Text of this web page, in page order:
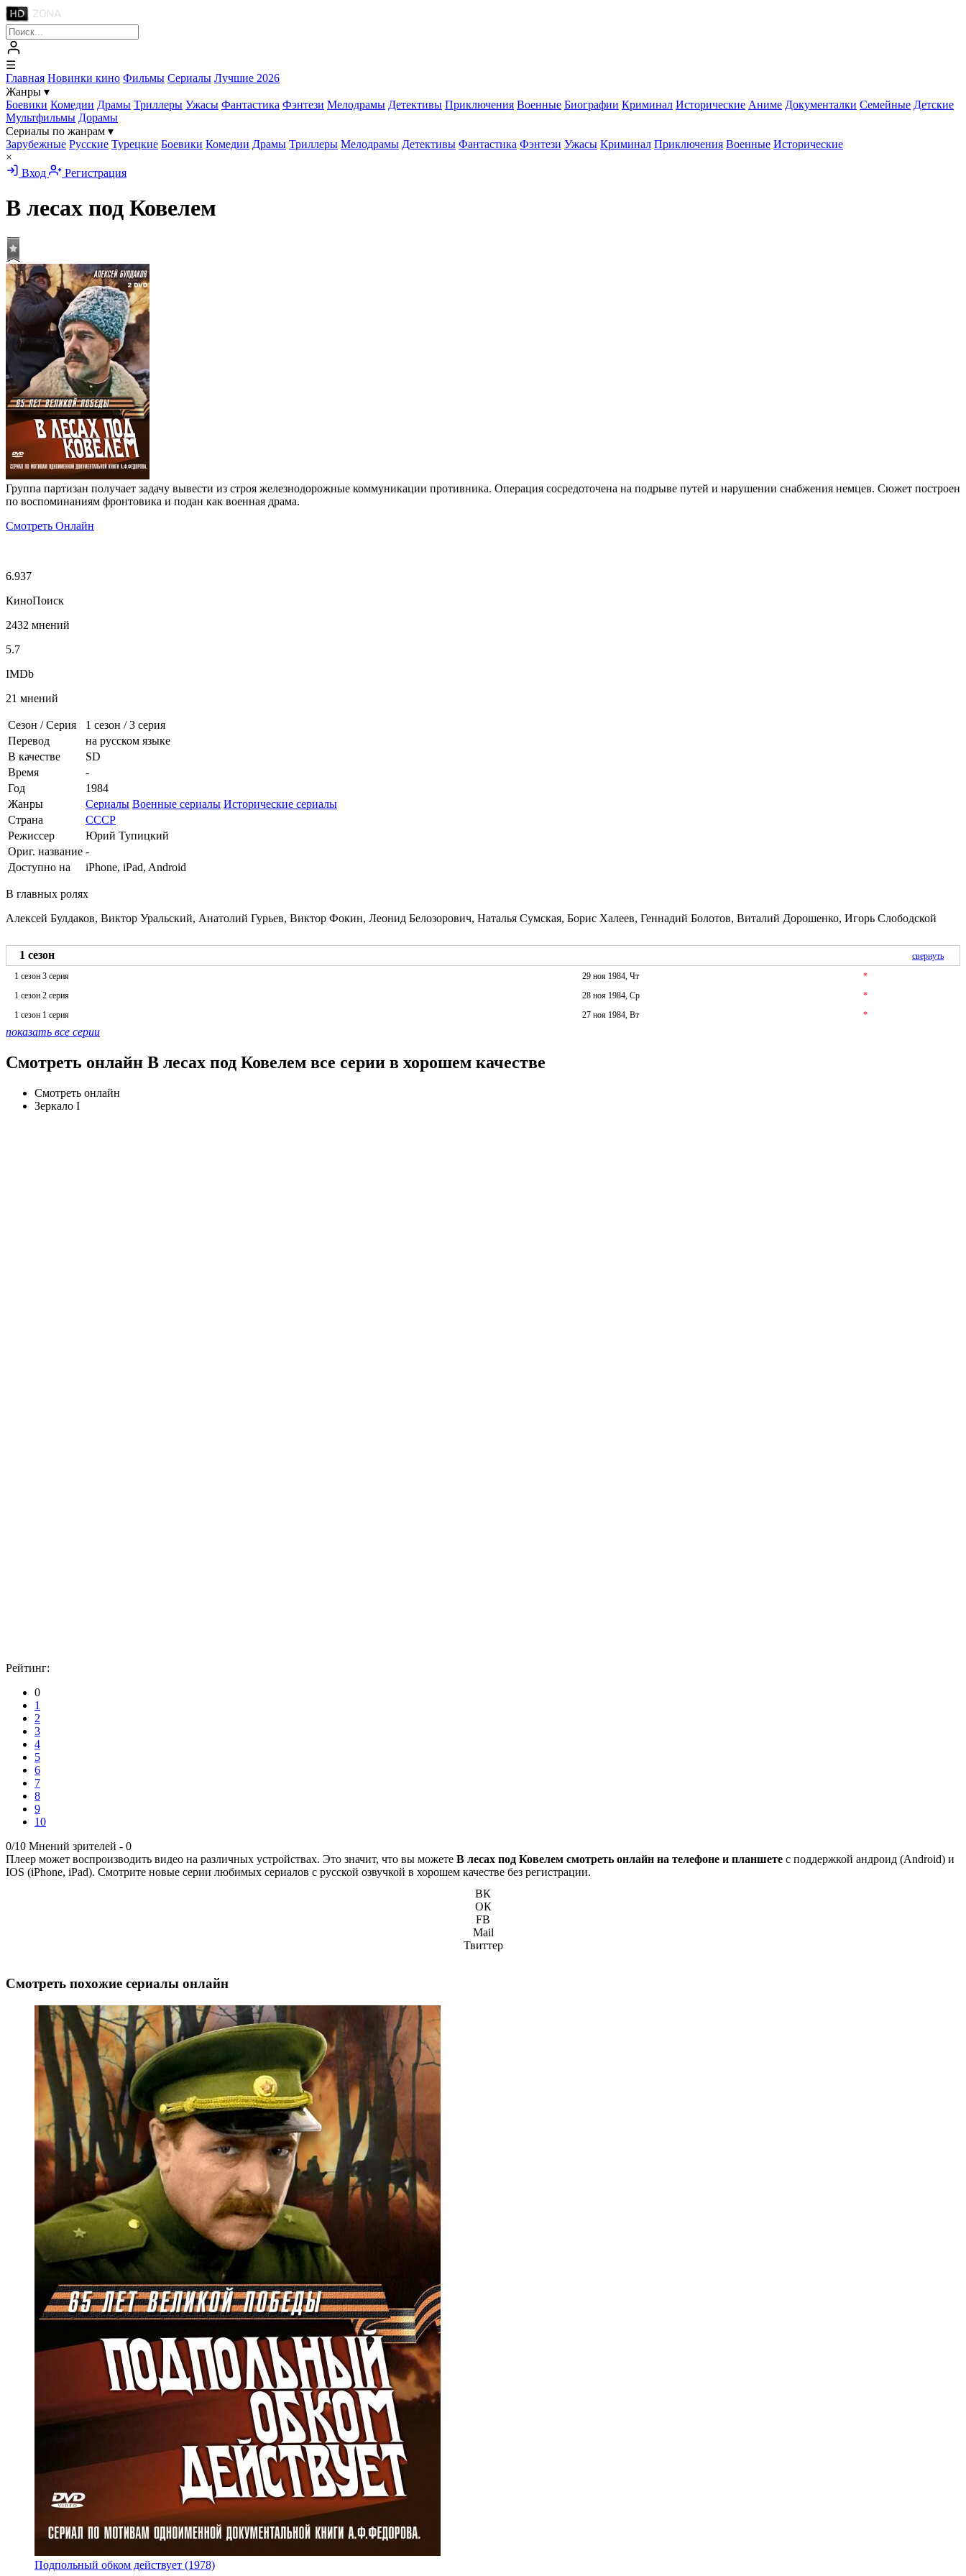
☰
Главная Новинки кино Фильмы Сериалы Лучшие 2026
Жанры ▾
Боевики Комедии Драмы Триллеры Ужасы Фантастика Фэнтези Мелодрамы Детективы Приключения Военные Биографии Криминал Исторические Аниме Документалки Семейные Детские
Мультфильмы Дорамы
Сериалы по жанрам ▾
Зарубежные Русские Турецкие Боевики Комедии Драмы Триллеры Мелодрамы Детективы Фантастика Фэнтези Ужасы Криминал Приключения Военные Исторические
×
Вход
Регистрация
В лесах под Ковелем
Группа партизан получает задачу вывести из строя железнодорожные коммуникации противника. Операция сосредоточена на подрыве путей и нарушении снабжения немцев. Сюжет построен
по воспоминаниям фронтовика и подан как военная драма.
Смотреть Онлайн
6.937
КиноПоиск
2432 мнений
5.7
IMDb
21 мнений
Сезон / Серия 1 сезон /3 серия
Перевод
на русском языке
В качестве
SD
Время
-
Год
1984
Жанры
Сериалы Военные сериалы Исторические сериалы
Страна
СССР
Режиссер
Юрий Тупицкий
Ориг. название -
Доступно на
iPhone, iPad, Android
В главных ролях
Алексей Булдаков, Виктор Уральский, Анатолий Гурьев, Виктор Фокин, Леонид Белозорович, Наталья Сумская, Борис Халеев, Геннадий Болотов, Виталий Дорошенко, Игорь Слободской
1 сезон
свернуть
1 сезон 3 серия
29 ноя 1984, Чт
*
1 сезон 2 серия
28 ноя 1984, Ср
*
1 сезон 1 серия
27 ноя 1984, Вт *
показать все серии
Смотреть онлайн В лесах под Ковелем все серии в хорошем качестве
Смотреть онлайн
Зеркало I
Рейтинг:
0
1
2
3
4
5
6
7
8
9
10
0/10 Мнений зрителей - 0
Плеер может воспроизводить видео на различных устройствах. Это значит, что вы можете В лесах под Ковелем смотреть онлайн на телефоне и планшете с поддержкой андроид (Android) и
IOS (iPhone, iPad). Смотрите новые серии любимых сериалов с русской озвучкой в хорошем качестве без регистрации.
ВК
ОК
FB
Mail
Твиттер
Смотреть похожие сериалы онлайн
Подпольный обком действует (1978)